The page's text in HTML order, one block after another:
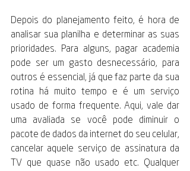
Depois do planejamento feito, é hora de
analisar sua planilha e determinar as suas
prioridades. Para alguns, pagar academia
pode ser um gasto desnecessário, para
outros é essencial, já que faz parte da sua
rotina há muito tempo e é um serviço
usado de forma frequente. Aqui, vale dar
uma avaliada se você pode diminuir o
pacote de dados da internet do seu celular,
cancelar aquele serviço de assinatura da
TV que quase não usado etc. Qualquer